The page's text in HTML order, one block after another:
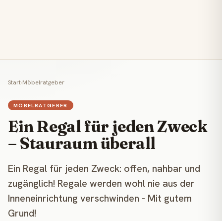
Start›Möbelratgeber
MÖBELRATGEBER
Ein Regal für jeden Zweck
– Stauraum überall
Ein Regal für jeden Zweck: offen, nahbar und
zugänglich! Regale werden wohl nie aus der
Inneneinrichtung verschwinden - Mit gutem
Grund!